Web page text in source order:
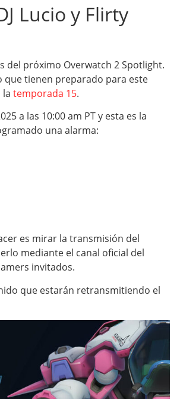
Lucio y Flirty
del próximo Overwatch 2 Spotlight.
que tienen preparado para este
la temporada 15.
a las 10:00 am PT y esta es la
una alarma:
es mirar la transmisión del
mediante el canal oficial del
invitados.
que estarán retransmitiendo el